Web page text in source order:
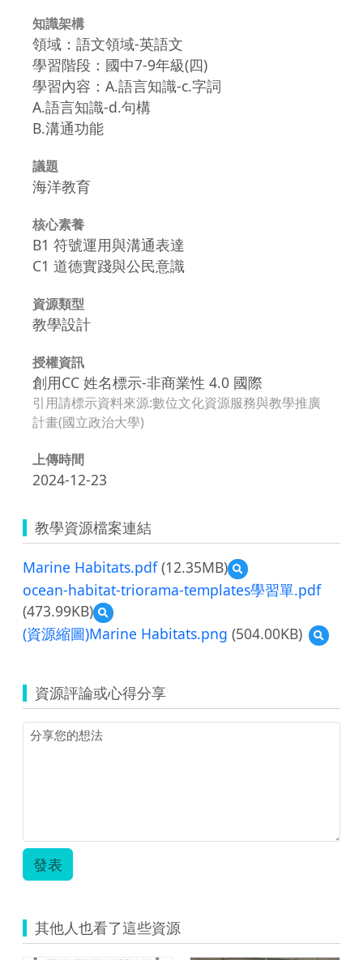
知識架構
領域：語文領域-英語文
學習階段：國中7-9年級(四)
學習內容：A.語言知識-c.字詞
A.語言知識-d.句構
B.溝通功能
議題
海洋教育
核心素養
B1 符號運用與溝通表達
C1 道德實踐與公民意識
資源類型
教學設計
授權資訊
創用CC 姓名標示-非商業性 4.0 國際
引用請標示資料來源:數位文化資源服務與教學推廣
計畫(國立政治大學)
上傳時間
2024-12-23
教學資源檔案連結
Marine Habitats.pdf(12.35MB)
預
覽
Marine
ocean-habitat-triorama-templates學習單.pdf
(473.99KB)
預
覽
ocean-
templates
學
習
(資源縮圖)Marine Habitats.png (504.00KB)
預
覽
圖
資源評論或心得分享
發表
其他人也看了這些資源